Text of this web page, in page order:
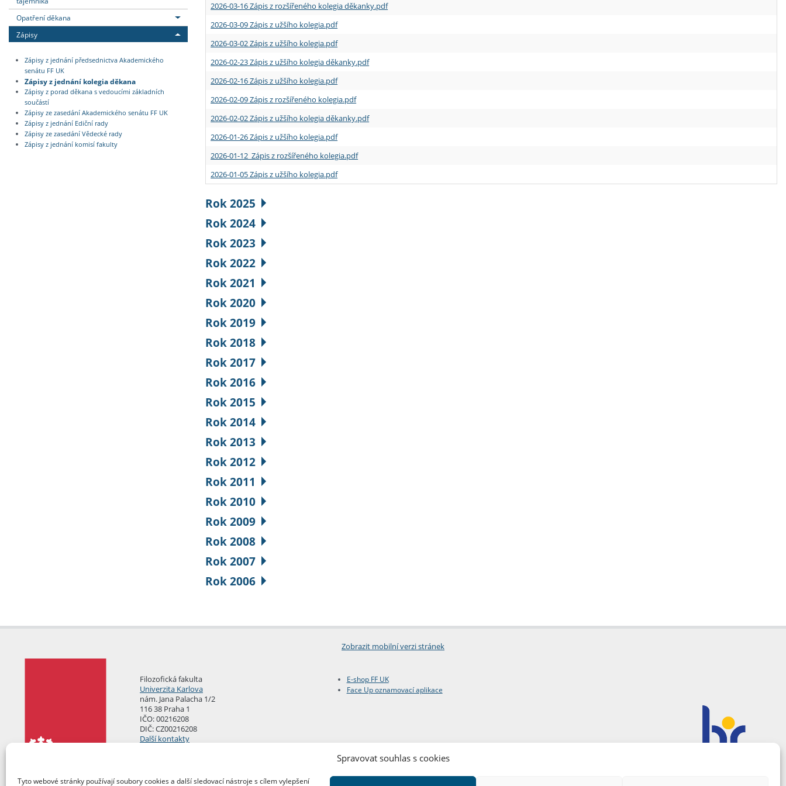
Spravovat souhlas s cookies
Tyto webové stránky používají soubory cookies a další sledovací nástroje s cílem vylepšení
Opatření děkana
Zápisy
Zápisy z jednání předsednictva Akademického
senátu FF UK
Zápisy z jednání kolegia děkana
Zápisy z porad děkana s vedoucími základních
součástí
Zápisy ze zasedání Akademického senátu FF UK
Zápisy z jednání Ediční rady
Zápisy ze zasedání Vědecké rady
Zápisy z jednání komisí fakulty
2026-03-16 Zápis z rozšířeného kolegia děkanky.pdf
2026-03-09 Zápis z užšího kolegia.pdf
2026-03-02 Zápis z užšího kolegia.pdf
2026-02-23 Zápis z užšího kolegia děkanky.pdf
2026-02-16 Zápis z užšího kolegia.pdf
2026-02-09 Zápis z rozšířeného kolegia.pdf
2026-02-02 Zápis z užšího kolegia děkanky.pdf
2026-01-26 Zápis z užšího kolegia.pdf
2026-01-12 Zápis z rozšířeného kolegia.pdf
2026-01-05 Zápis z užšího kolegia.pdf
Rok 2025
Rok 2024
Rok 2023
Rok 2022
Rok 2021
Rok 2020
Rok 2019
Rok 2018
Rok 2017
Rok 2016
Rok 2015
Rok 2014
Rok 2013
Rok 2012
Rok 2011
Rok 2010
Rok 2009
Rok 2008
Rok 2007
Rok 2006
Zobrazit mobilní verzi stránek
Filozofická fakulta
Univerzita Karlova
nám. Jana Palacha 1/2
116 38 Praha 1
IČO: 00216208
DIČ: CZ00216208
Další kontakty
E-shop FF UK
Face Up oznamovací aplikace